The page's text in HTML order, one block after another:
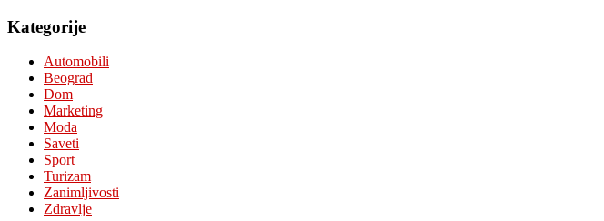
Kategorije
Automobili
Beograd
Dom
Marketing
Moda
Saveti
Sport
Turizam
Zanimljivosti
Zdravlje